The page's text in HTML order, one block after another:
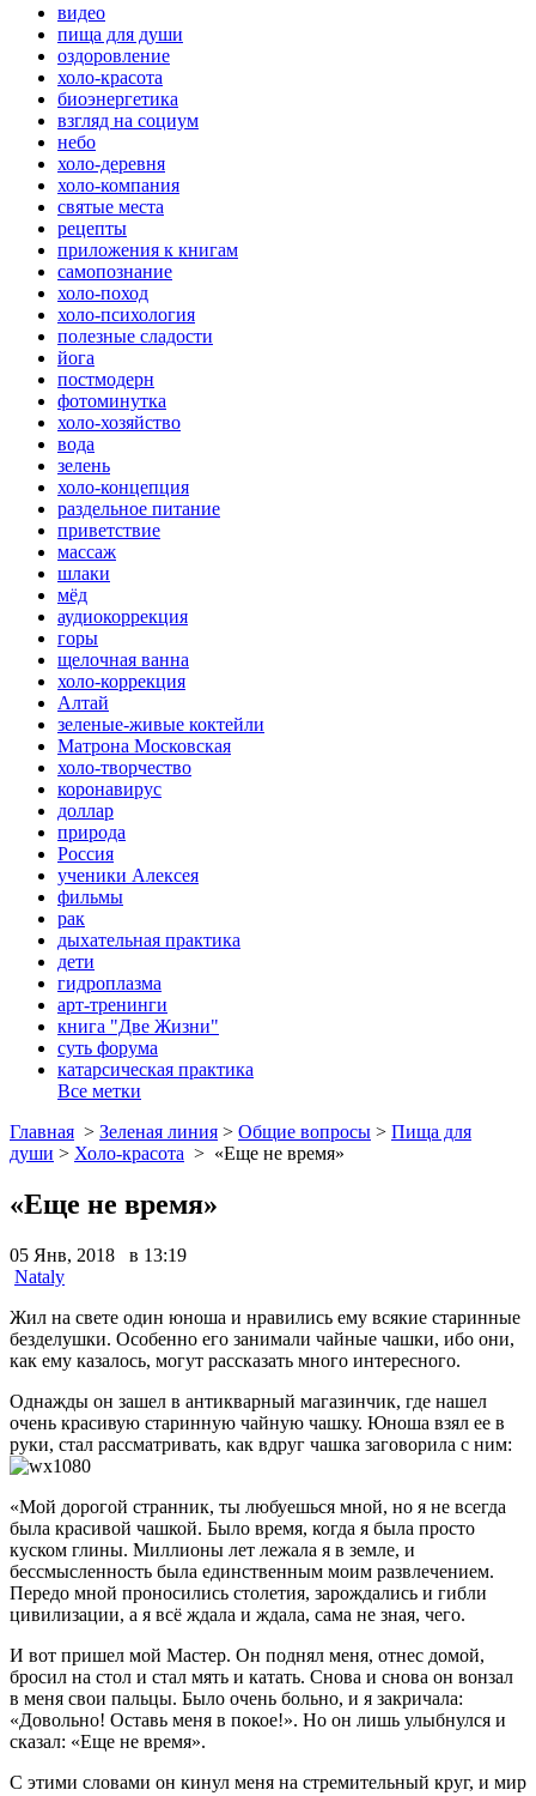
видео
пища для души
оздоровление
холо-красота
биоэнергетика
взгляд на социум
небо
холо-деревня
холо-компания
святые места
рецепты
приложения к книгам
самопознание
холо-поход
холо-психология
полезные сладости
йога
постмодерн
фотоминутка
холо-хозяйство
вода
зелень
холо-концепция
раздельное питание
приветствие
массаж
шлаки
мёд
аудиокоррекция
горы
щелочная ванна
холо-коррекция
Алтай
зеленые-живые коктейли
Матрона Московская
холо-творчество
коронавирус
доллар
природа
Россия
ученики Алексея
фильмы
рак
дыхательная практика
дети
гидроплазма
арт-тренинги
книга "Две Жизни"
суть форума
катарсическая практика
Все метки
Главная > Зеленая линия > Общие вопросы > Пища для
души > Холо-красота > «Еще не время»
«Еще не время»
05 Янв, 2018 в 13:19
Nataly
Жил на свете один юноша и нравились ему всякие старинные
безделушки. Особенно его занимали чайные чашки, ибо они,
как ему казалось, могут рассказать много интересного.
Однажды он зашел в антикварный магазинчик, где нашел
очень красивую старинную чайную чашку. Юноша взял ее в
руки, стал рассматривать, как вдруг чашка заговорила с ним:
«Мой дорогой странник, ты любуешься мной, но я не всегда
была красивой чашкой. Было время, когда я была просто
куском глины. Миллионы лет лежала я в земле, и
бессмысленность была единственным моим развлечением.
Передо мной проносились столетия, зарождались и гибли
цивилизации, а я всё ждала и ждала, сама не зная, чего.
И вот пришел мой Мастер. Он поднял меня, отнес домой,
бросил на стол и стал мять и катать. Снова и снова он вонзал
в меня свои пальцы. Было очень больно, и я закричала:
«Довольно! Оставь меня в покое!». Но он лишь улыбнулся и
сказал: «Еще не время».
С этими словами он кинул меня на стремительный круг, и мир